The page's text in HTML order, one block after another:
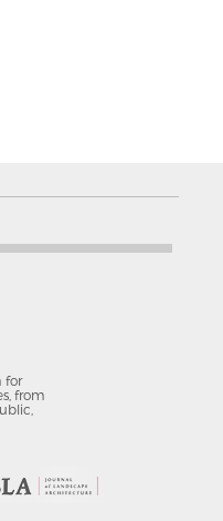
for
from